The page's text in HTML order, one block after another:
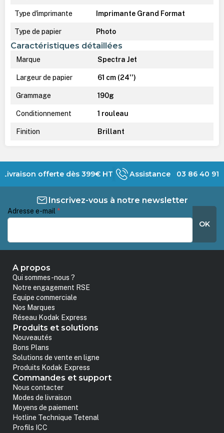
Type d'imprimante Imprimante Grand Format
Type de papier Photo
Caractéristiques détaillées
Marque Spectra Jet
Largeur de papier 61 cm (24'')
Grammage 190g
Conditionnement 1 rouleau
Finition Brillant
Livraison offerte dès 399€ HT Assistance 03 86 40 91
Inscrivez-vous à notre newsletter
Adresse e-mail *
OK
A propos
Qui sommes-nous ?
Notre engagement RSE
Equipe commerciale
Nos Marques
Réseau Kodak Express
Produits et solutions
Nouveautés
Bons Plans
Solutions de vente en ligne
Produits Kodak Express
Commandes et support
Nous contacter
Modes de livraison
Moyens de paiement
Hotline Technique Tetenal
Profils ICC